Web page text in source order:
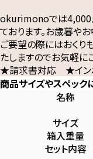
okurimonoでは4,000
ております。お歳暮や
ご要望の際にはおくり
たしますのでお気軽に
★請求書対応 ★イン
商品サイズやスペック
名称
サイズ
箱入重量
セット内容